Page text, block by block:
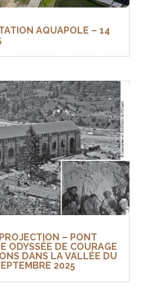
AQUAPOLE – 14
– PONT
ODYSSÉE DE COURAGE
DANS LA VALLÉE DU
2025